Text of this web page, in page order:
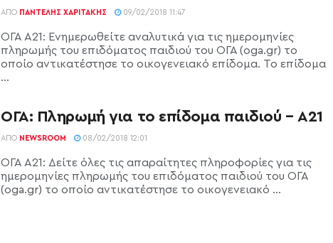
ΑΠΌ ΠΑΝΤΕΛΉΣ ΧΑΡΙΤΆΚΗΣ 09/02/2018 11:47
ΟΓΑ Α21: Ενημερωθείτε αναλυτικά για τις ημερομηνίες
πληρωμής του επιδόματος παιδιού του ΟΓΑ (oga.gr) το
οποίο αντικατέστησε το οικογενειακό επίδομα. Το επίδομα
...
ΟΓΑ: Πληρωμή για το επίδομα παιδιού – Α21
ΑΠΌ NEWSROOM 08/02/2018 12:01
ΟΓΑ Α21: Δείτε όλες τις απαραίτητες πληροφορίες για τις
ημερομηνίες πληρωμής του επιδόματος παιδιού του ΟΓΑ
(oga.gr) το οποίο αντικατέστησε το οικογενειακό ...